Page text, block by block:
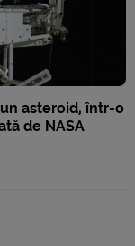
asteroid, într-o
de NASA